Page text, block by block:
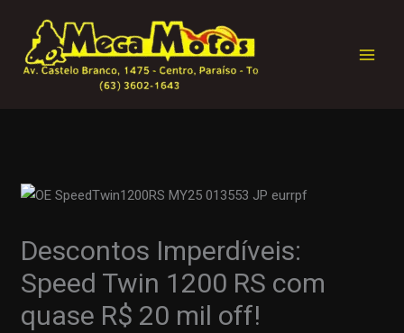
Descontos Imperdíveis:
Speed Twin 1200 RS com
quase R$ 20 mil off!